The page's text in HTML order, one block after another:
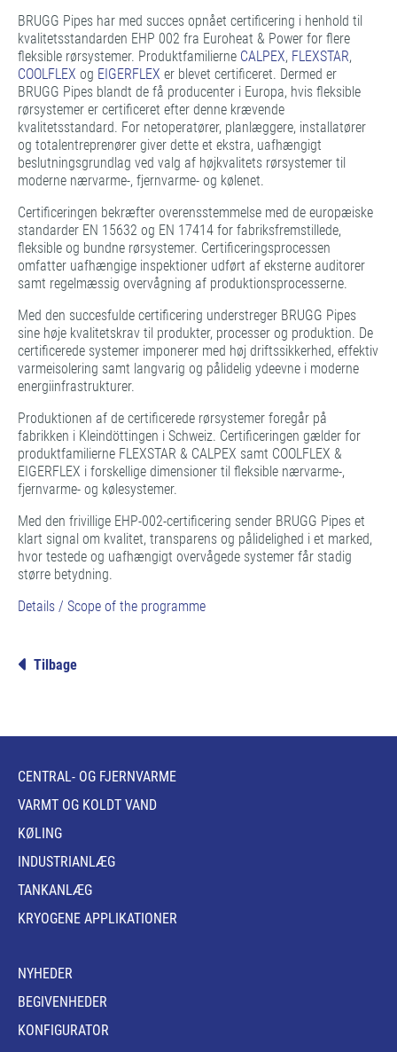
BRUGG Pipes har med succes opnået certificering i henhold til
kvalitetsstandarden EHP 002 fra Euroheat & Power for flere
fleksible rørsystemer. Produktfamilierne CALPEX, FLEXSTAR,
COOLFLEX og EIGERFLEX er blevet certificeret. Dermed er
BRUGG Pipes blandt de få producenter i Europa, hvis fleksible
rørsystemer er certificeret efter denne krævende
kvalitetsstandard. For netoperatører, planlæggere, installatører
og totalentreprenører giver dette et ekstra, uafhængigt
beslutningsgrundlag ved valg af højkvalitets rørsystemer til
moderne nærvarme-, fjernvarme- og kølenet.
Certificeringen bekræfter overensstemmelse med de europæiske
standarder EN 15632 og EN 17414 for fabriksfremstillede,
fleksible og bundne rørsystemer. Certificeringsprocessen
omfatter uafhængige inspektioner udført af eksterne auditorer
samt regelmæssig overvågning af produktionsprocesserne.
Med den succesfulde certificering understreger BRUGG Pipes
sine høje kvalitetskrav til produkter, processer og produktion. De
certificerede systemer imponerer med høj driftssikkerhed, effektiv
varmeisolering samt langvarig og pålidelig ydeevne i moderne
energiinfrastrukturer.
Produktionen af de certificerede rørsystemer foregår på
fabrikken i Kleindöttingen i Schweiz. Certificeringen gælder for
produktfamilierne FLEXSTAR & CALPEX samt COOLFLEX &
EIGERFLEX i forskellige dimensioner til fleksible nærvarme-,
fjernvarme- og kølesystemer.
Med den frivillige EHP-002-certificering sender BRUGG Pipes et
klart signal om kvalitet, transparens og pålidelighed i et marked,
hvor testede og uafhængigt overvågede systemer får stadig
større betydning.
Details / Scope of the programme
Tilbage
CENTRAL- OG FJERNVARME
VARMT OG KOLDT VAND
KØLING
INDUSTRIANLÆG
TANKANLÆG
KRYOGENE APPLIKATIONER
NYHEDER
BEGIVENHEDER
KONFIGURATOR